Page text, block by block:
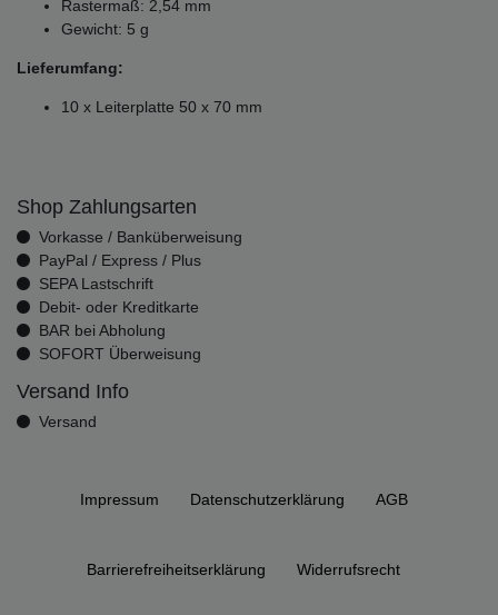
Rastermaß: 2,54 mm
Gewicht: 5 g
Lieferumfang:
10 x Leiterplatte 50 x 70 mm
Shop Zahlungsarten
Vorkasse / Banküberweisung
PayPal / Express / Plus
SEPA Lastschrift
Debit- oder Kreditkarte
BAR bei Abholung
SOFORT Überweisung
Versand Info
Versand
Impressum Daten­schutz­erklärung AGB
Barrierefreiheitserklärung Widerrufs­recht